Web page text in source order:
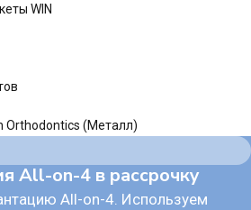
WIN
Orthodontics (Металл)
All-on-4 в рассрочку
All-on-4. Используем